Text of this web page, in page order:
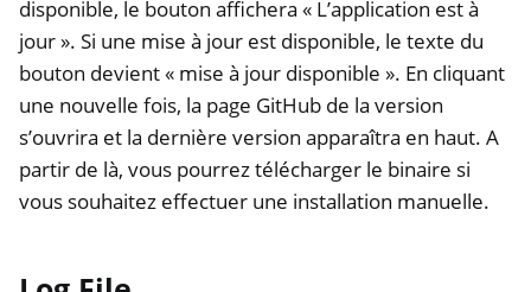
disponible, le bouton affichera « L’application est à
jour ». Si une mise à jour est disponible, le texte du
bouton devient « mise à jour disponible ». En cliquant
une nouvelle fois, la page GitHub de la version
s’ouvrira et la dernière version apparaîtra en haut. A
partir de là, vous pourrez télécharger le binaire si
vous souhaitez effectuer une installation manuelle.